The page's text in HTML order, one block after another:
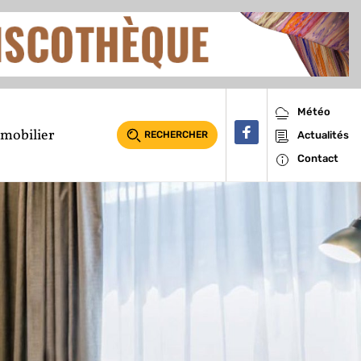
RECHERCHER
Météo
Actualités
Contact